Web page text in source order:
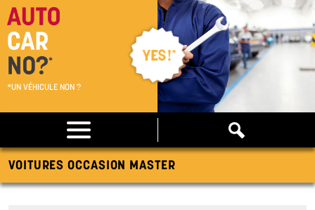
*UN VÉHICULE NON ?
VOITURES OCCASION MASTER